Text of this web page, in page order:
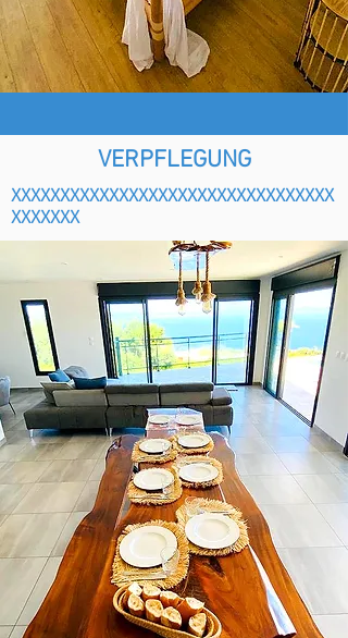
VERPFLEGUNG
XXXXXXXXXXXXXXXXXXXXXXXXXXXXXXXXX
XXXXXXX